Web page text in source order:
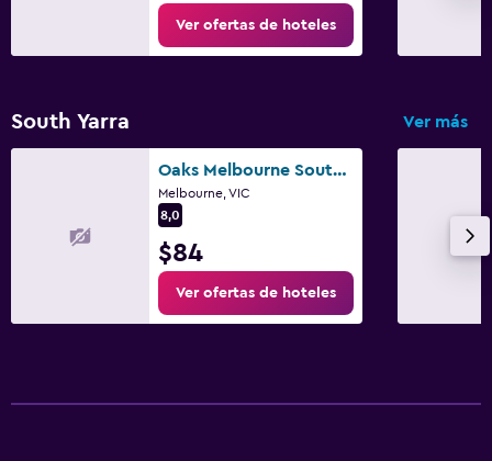
Ver ofertas de hoteles
South Yarra Ver más
Oaks Melbourne South Yarra Suites
Melbourne, VIC
8,0
$84
Ver ofertas de hoteles